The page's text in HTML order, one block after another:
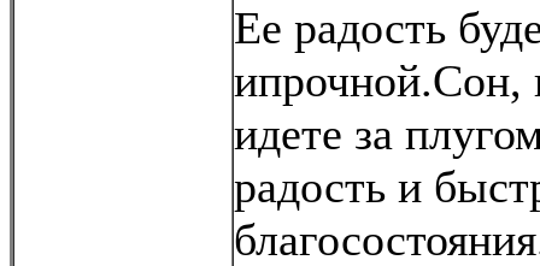
Ее радость
ипрочной.Сон,
идете за
радость и